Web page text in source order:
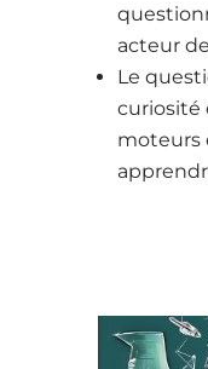
acteur
Le
curiosité
moteurs